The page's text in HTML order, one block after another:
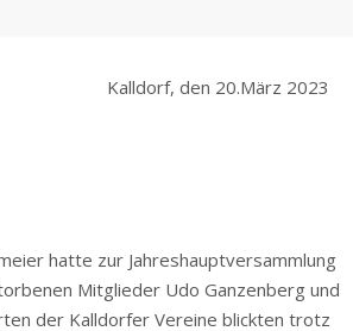
den 20.März 2023
hatte zur Jahreshauptversammlung
Mitglieder Udo Ganzenberg und
der Kalldorfer Vereine blickten trotz